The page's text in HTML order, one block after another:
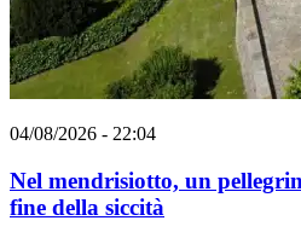
04/08/2026 - 22:04
Nel mendrisiotto, un
fine della siccità